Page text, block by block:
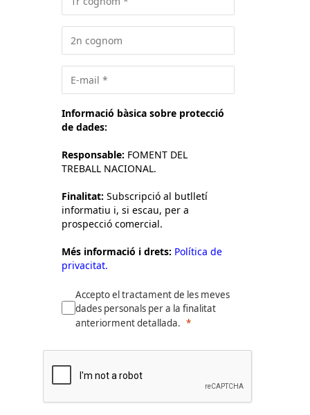
Informació bàsica sobre protecció
de dades:
Responsable: FOMENT DEL
TREBALL NACIONAL.
Finalitat: Subscripció al butlletí
informatiu i, si escau, per a
prospecció comercial.
Més informació i drets: Política de
privacitat.
Accepto el tractament de les meves
dades personals per a la finalitat
anteriorment detallada.